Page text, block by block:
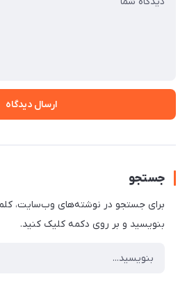
ارسال دیدگاه
جستجو
برای جستجو در نوشته‌های وب‌سایت،
بنویسید و بر روی دکمه کلیک کنید.